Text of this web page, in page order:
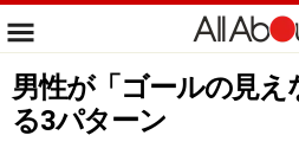
男性が「ゴールの見
る3パターン